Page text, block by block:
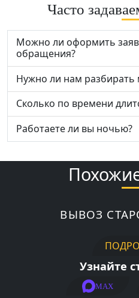
Часто
Можно ли оформить
обращения?
Нужно ли нам разбирать
Сколько по времени
Работаете ли вы ночью?
ВЫВОЗ
Узнайте
MAX